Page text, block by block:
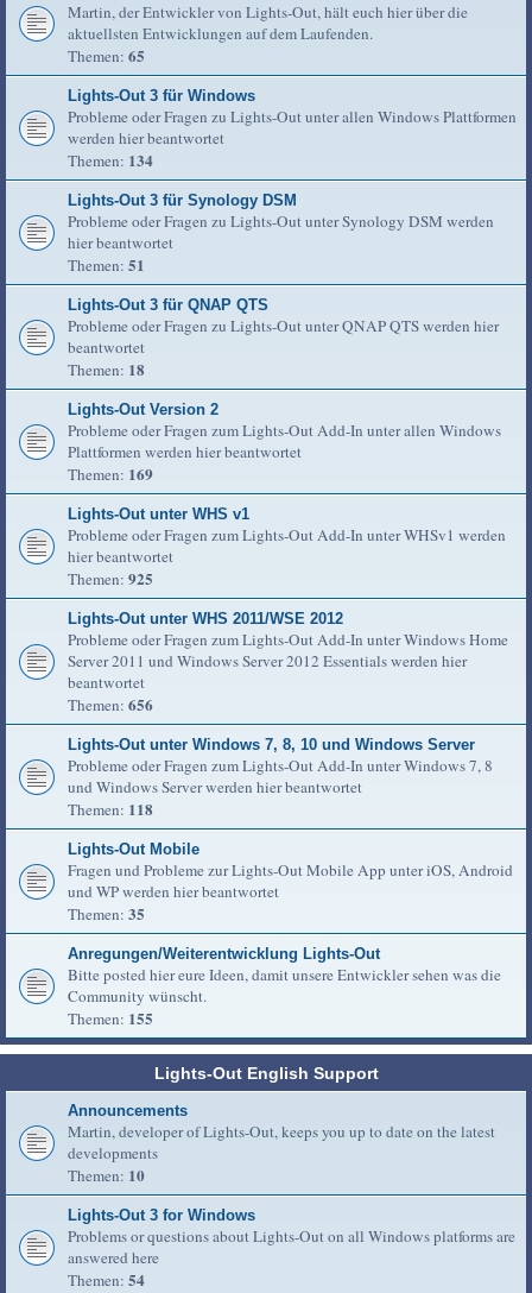
Martin, der Entwickler von Lights-Out, hält euch hier über die
aktuellsten Entwicklungen auf dem Laufenden.
Themen: 65
Lights-Out 3 für Windows
Probleme oder Fragen zu Lights-Out unter allen Windows Plattformen
werden hier beantwortet
Themen: 134
Lights-Out 3 für Synology DSM
Probleme oder Fragen zu Lights-Out unter Synology DSM werden
hier beantwortet
Themen: 51
Lights-Out 3 für QNAP QTS
Probleme oder Fragen zu Lights-Out unter QNAP QTS werden hier
beantwortet
Themen: 18
Lights-Out Version 2
Probleme oder Fragen zum Lights-Out Add-In unter allen Windows
Plattformen werden hier beantwortet
Themen: 169
Lights-Out unter WHS v1
Probleme oder Fragen zum Lights-Out Add-In unter WHSv1 werden
hier beantwortet
Themen: 925
Lights-Out unter WHS 2011/WSE 2012
Probleme oder Fragen zum Lights-Out Add-In unter Windows Home
Server 2011 und Windows Server 2012 Essentials werden hier
beantwortet
Themen: 656
Lights-Out unter Windows 7, 8, 10 und Windows Server
Probleme oder Fragen zum Lights-Out Add-In unter Windows 7, 8
und Windows Server werden hier beantwortet
Themen: 118
Lights-Out Mobile
Fragen und Probleme zur Lights-Out Mobile App unter iOS, Android
und WP werden hier beantwortet
Themen: 35
Anregungen/Weiterentwicklung Lights-Out
Bitte posted hier eure Ideen, damit unsere Entwickler sehen was die
Community wünscht.
Themen: 155
Lights-Out English Support
Announcements
Martin, developer of Lights-Out, keeps you up to date on the latest
developments
Themen: 10
Lights-Out 3 for Windows
Problems or questions about Lights-Out on all Windows platforms are
answered here
Themen: 54